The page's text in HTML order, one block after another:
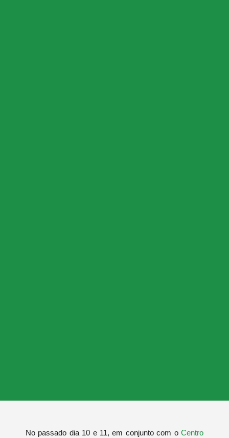
No passado dia 10 e 11, em conjunto com o Centro